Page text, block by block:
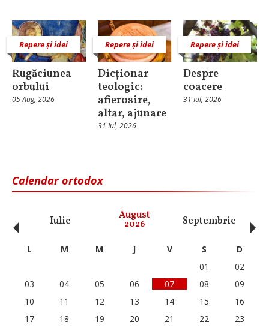
Repere și idei
Rugăciunea
orbului
05 Aug, 2026
Repere și idei
Dicționar
teologic:
afierosire,
altar, ajunare
31 Iul, 2026
Repere și idei
Despre
coacere
31 Iul, 2026
Calendar ortodox
Iulie August
2026 Septembrie
‹ L M M J V S
D
01
02
03
04 05 06 07 08
09
10
11 12 13 14 15
16
17
18 19 20 21 22
23